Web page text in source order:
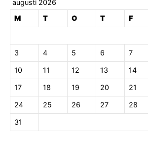
augusti 2026
M
T O T F
3 4 5 6 7
10 11 12 13 14
17 18 19 20 21
24 25 26 27 28
31